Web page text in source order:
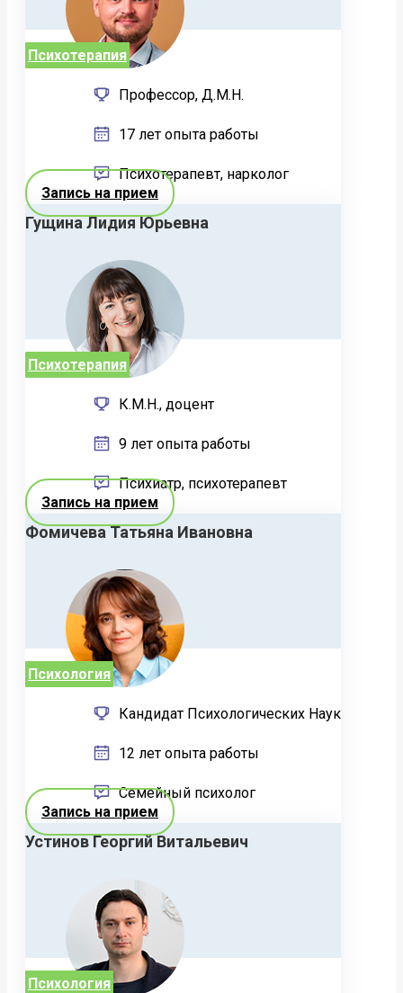
Психотерапия
Профессор, Д.М.Н.
17 лет опыта работы
Психотерапевт, нарколог
Запись на прием
Гущина Лидия Юрьевна
Психотерапия
К.М.Н., доцент
9 лет опыта работы
Психиатр, психотерапевт
Запись на прием
Фомичева Татьяна Ивановна
Психология
Кандидат Психологических Наук
12 лет опыта работы
Семейный психолог
Запись на прием
Устинов Георгий Витальевич
Психология